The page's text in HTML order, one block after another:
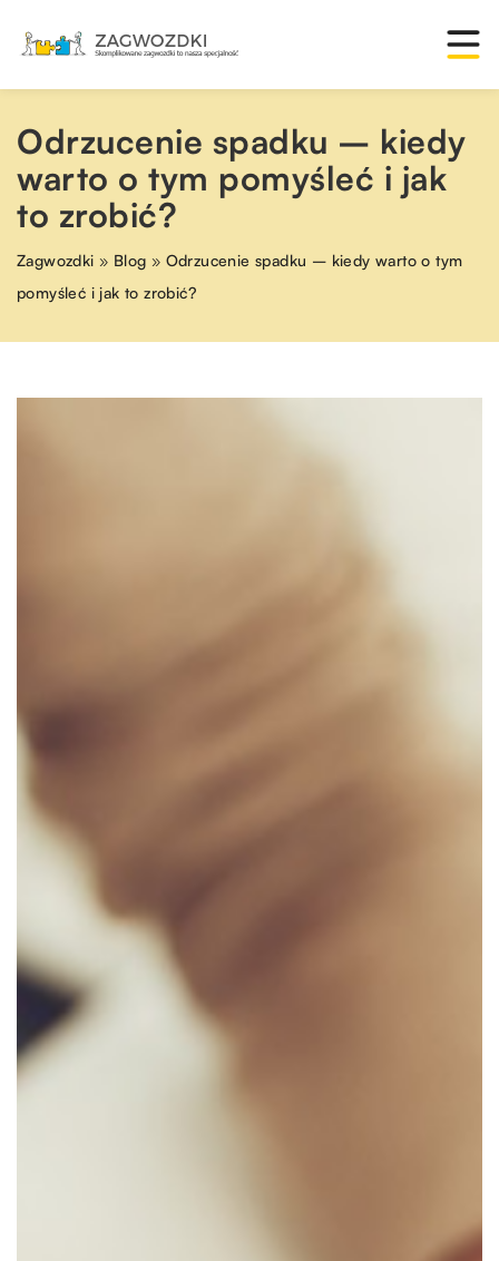
Odrzucenie spadku – kiedy
warto o tym pomyśleć i jak
to zrobić?
Zagwozdki » Blog » Odrzucenie spadku – kiedy warto o tym
pomyśleć i jak to zrobić?